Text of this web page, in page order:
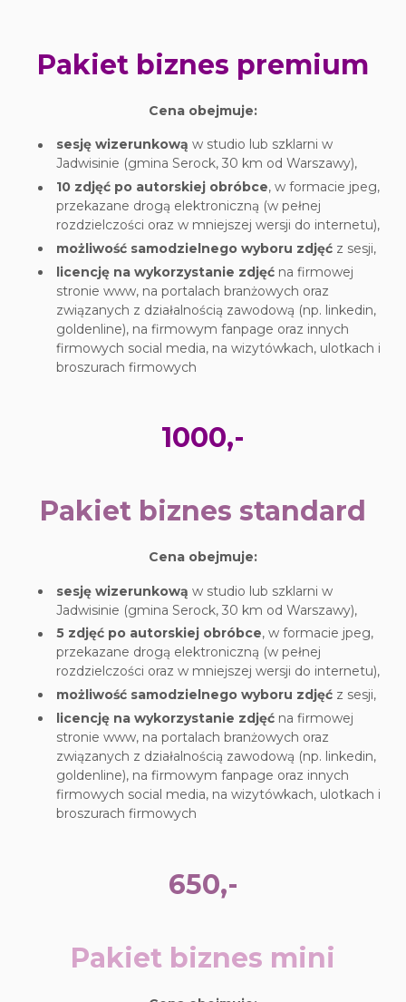
Pakiet biznes premium
Cena obejmuje:
sesję wizerunkową w studio lub szklarni w
Jadwisinie (gmina Serock, 30 km od Warszawy),
10 zdjęć po autorskiej obróbce, w formacie jpeg,
przekazane drogą elektroniczną (w pełnej
rozdzielczości oraz w mniejszej wersji do internetu),
możliwość samodzielnego wyboru zdjęć z sesji,
licencję na wykorzystanie zdjęć na firmowej
stronie www, na portalach branżowych oraz
związanych z działalnością zawodową (np. linkedin,
goldenline), na firmowym fanpage oraz innych
firmowych social media, na wizytówkach, ulotkach i
broszurach firmowych
1000,-
Pakiet biznes standard
Cena obejmuje:
sesję wizerunkową w studio lub szklarni w
Jadwisinie (gmina Serock, 30 km od Warszawy),
5 zdjęć po autorskiej obróbce, w formacie jpeg,
przekazane drogą elektroniczną (w pełnej
rozdzielczości oraz w mniejszej wersji do internetu),
możliwość samodzielnego wyboru zdjęć z sesji,
licencję na wykorzystanie zdjęć na firmowej
stronie www, na portalach branżowych oraz
związanych z działalnością zawodową (np. linkedin,
goldenline), na firmowym fanpage oraz innych
firmowych social media, na wizytówkach, ulotkach i
broszurach firmowych
650,-
Pakiet biznes mini